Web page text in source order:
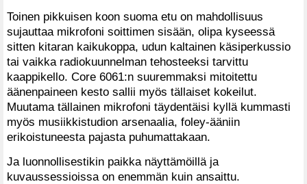
Toinen pikkuisen koon suoma etu on mahdollisuus
sujauttaa mikrofoni soittimen sisään, olipa kyseessä
sitten kitaran kaikukoppa, udun kaltainen käsiperkussio
tai vaikka radiokuunnelman tehosteeksi tarvittu
kaappikello. Core 6061:n suuremmaksi mitoitettu
äänenpaineen kesto sallii myös tällaiset kokeilut.
Muutama tällainen mikrofoni täydentäisi kyllä kummasti
myös musiikkistudion arsenaalia, foley-ääniin
erikoistuneesta pajasta puhumattakaan.
Ja luonnollisestikin paikka näyttämöillä ja
kuvaussessioissa on enemmän kuin ansaittu.